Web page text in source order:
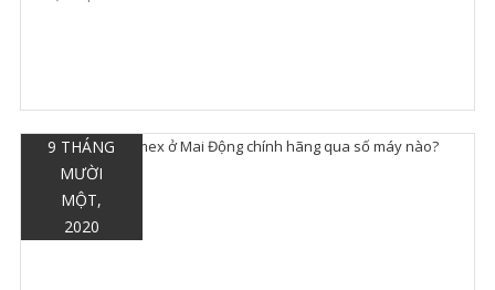
9 THÁNG
MƯỜI
MỘT,
2020